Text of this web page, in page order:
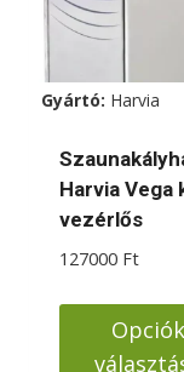
A
a
termékoldalon
választhatók
ki
Gyártó: Harvia
Harvia Vega
vezérlős
127000 Ft
Opciók